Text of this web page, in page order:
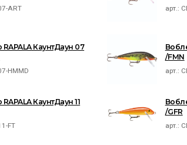
ART арт.:
КаунтДаун 07
HMMD
/FMN
арт.:
КаунтДаун 11
FT
/GFR
арт.: